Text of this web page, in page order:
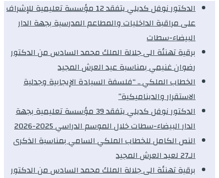
الدكتور نوفل كديلي يتفقد 12 مؤسسة تعليمية للإشراف
على مراقبة الداخليات والمطاعم المدرسية بجهة الدار
البيضاء-سطات
برقية تهنئة الى جلالة الملك محمد السادس من الدكتور
رضوان غنيمي بمناسبة عيد العرش المجيد
الخطاب الملكي .. “فلسفة السيادة الإيجابية وجدلية
الاستقرار والديناميكية”
الدكتور نوفل كديلي يتفقد 39 مؤسسة تعليمية بجهة
الدار البيضاء-سطات خلال الموسم الدراسي 2025-2026
النص الكامل للخطاب الملكي السامي بمناسبة الذكرى
الـ27 لعيد العرش المجيد
برقية تهنئة الى جلالة الملك محمد السادس من الدكتور